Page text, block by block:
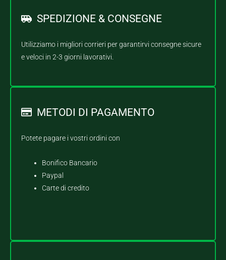
SPEDIZIONE & CONSEGNE
Utilizziamo i migliori corrieri per garantirvi consegne sicure
e veloci in 2-3 giorni lavorativi.
METODI DI PAGAMENTO
Potete pagare i vostri ordini con
Bonifico Bancario
Paypal
Carte di credito